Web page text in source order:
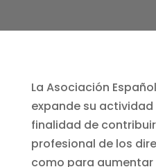
La Asociación
expande su
finalidad de
profesional de los
como para